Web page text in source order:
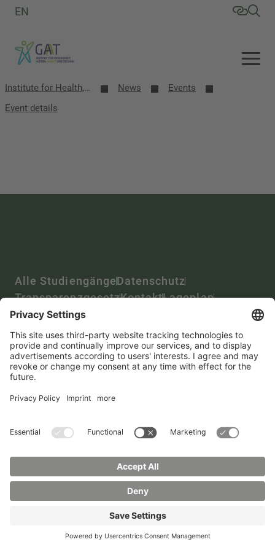
EN
Institute for Health, Aging, Work and Technology (GAT) News
Events
Event details
Alle StudiengängeDatenschutz
TransparenzgesetzKontaktLageplan
ImpressumBarrierefreiheit